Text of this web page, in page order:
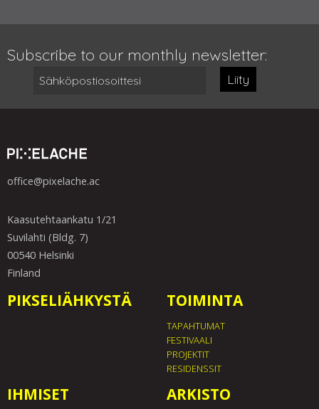
Subscribe to our monthly newsletter:
Liity
office@pixelache.ac
Kaasutehtaankatu 1/21
Suvilahti (Bldg. 7)
00540 Helsinki
Finland
PIKSELIÄHKYSTÄ TOIMINTA
TAPAHTUMAT
FESTIVAALI
PROJEKTIT
RESIDENSSIT
IHMISET ARKISTO